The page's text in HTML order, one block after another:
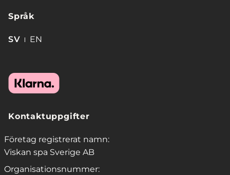
Språk
SV EN
Kontaktuppgifter
Företag registrerat namn:
Viskan spa Sverige AB
Organisationsnummer: